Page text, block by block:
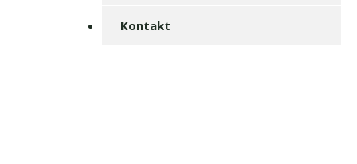
Kontakt